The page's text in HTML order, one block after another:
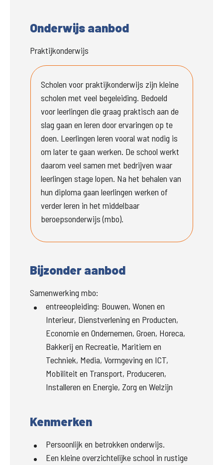
Onderwijs aanbod
Praktijkonderwijs
Scholen voor praktijkonderwijs zijn kleine
scholen met veel begeleiding. Bedoeld
voor leerlingen die graag praktisch aan de
slag gaan en leren door ervaringen op te
doen. Leerlingen leren vooral wat nodig is
om later te gaan werken. De school werkt
daarom veel samen met bedrijven waar
leerlingen stage lopen. Na het behalen van
hun diploma gaan leerlingen werken of
verder leren in het middelbaar
beroepsonderwijs (mbo).
Bijzonder aanbod
Samenwerking mbo:
entreeopleiding: Bouwen, Wonen en
Interieur, Dienstverlening en Producten,
Economie en Ondernemen, Groen, Horeca,
Bakkerij en Recreatie, Maritiem en
Techniek, Media, Vormgeving en ICT,
Mobiliteit en Transport, Produceren,
Installeren en Energie, Zorg en Welzijn
Kenmerken
Persoonlijk en betrokken onderwijs.
Een kleine overzichtelijke school in rustige